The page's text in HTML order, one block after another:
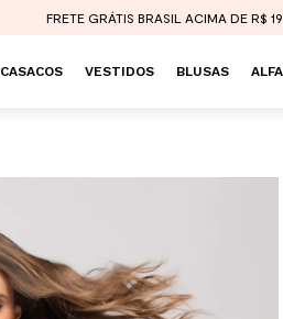
FRETE GRÁTIS BRASIL ACIMA DE R$
CASACOS VESTIDOS BLUSAS